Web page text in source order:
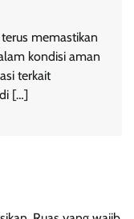
memastikan
kondisi aman
terkait
[…]